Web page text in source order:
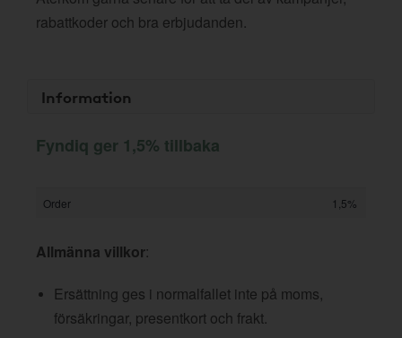
rabattkoder och bra erbjudanden.
Information
Fyndiq ger 1,5% tillbaka
Order 1,5%
Allmänna villkor:
Ersättning ges i normalfallet inte på moms,
försäkringar, presentkort och frakt.